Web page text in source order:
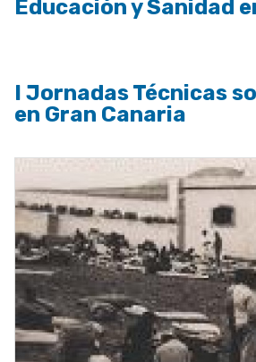
Educación y Sanidad
I Jornadas Técnicas
en Gran Canaria